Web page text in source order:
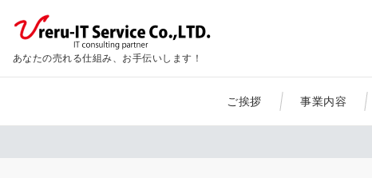
あなたの売れる仕組み、お手伝いします！
ご挨拶 事業内容